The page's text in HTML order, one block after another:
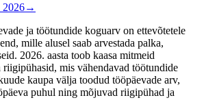
2026→
ja töötundide koguarv on ettevõtetele
mille alusel saab arvestada palka,
2026. aasta toob kaasa mitmeid
mis vähendavad töötundide
kaupa välja toodud tööpäevade arv,
puhul ning mõjuvad riigipühad ja